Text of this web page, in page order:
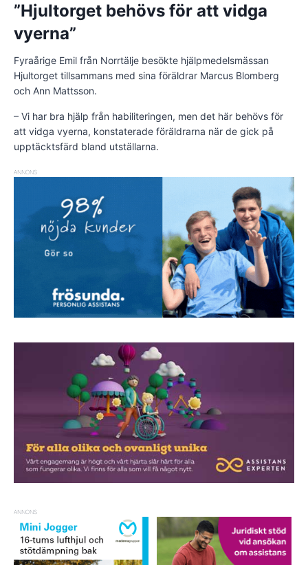
”Hjultorget behövs för att vidga
vyerna”
Fyraårige Emil från Norrtälje besökte hjälpmedelsmässan
Hjultorget tillsammans med sina föräldrar Marcus Blomberg
och Ann Mattsson.
– Vi har bra hjälp från habiliteringen, men det här behövs för
att vidga vyerna, konstaterade föräldrarna när de gick på
upptäcktsfärd bland utställarna.
ANNONS
ANNONS